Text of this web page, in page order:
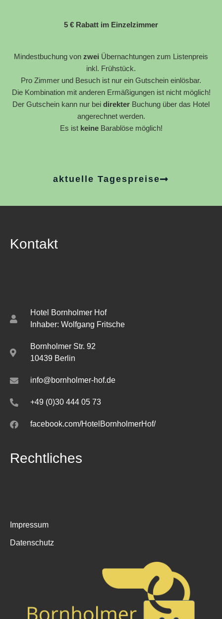
5 € Rabatt im Einzelzimmer
Mindestbuchung von zwei Übernachtungen zum Listenpreis
inkl. Frühstück.
Pro Zimmer und Besuch ist nur ein Gutschein einlösbar.
Die Kombination mit anderen Ermäßigungen ist nicht möglich!
Der Gutschein kann nur bei direkter Buchung über das Hotel
angerechnet werden.
Es ist keineBarablöse möglich!
aktuelle Tagespreise
Kontakt
Hotel Bornholmer Hof
Inhaber: Wolfgang Fritsche
Bornholmer Str. 92
10439 Berlin
info@bornholmer-hof.de
+49 (0)30 444 05 73
facebook.com/HotelBornholmerHof/
Rechtliches
Impressum
Datenschutz